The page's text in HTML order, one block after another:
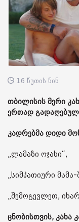
16 წუთის წინ
თბილისის მერი
ერთად გადაღებულ
კადრებმა დიდი
„ლამაზი ოჯახი“,
„სიმპათიური
„შემოგევლეთ,
ცნობისთვის,